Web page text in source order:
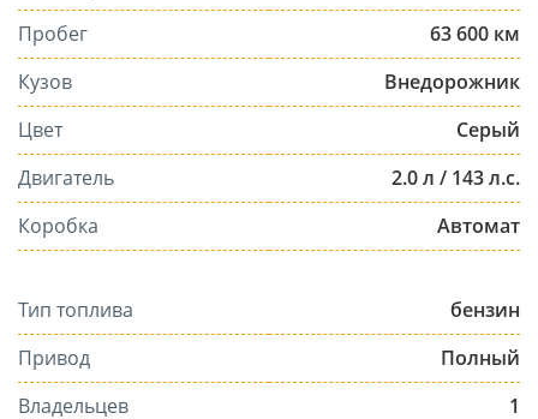
Пробег
63 600 км
Кузов
Внедорожник
Цвет
Серый
Двигатель
2.0 л / 143 л.с.
Коробка
Автомат
Тип топлива
бензин
Привод
Полный
Владельцев
1